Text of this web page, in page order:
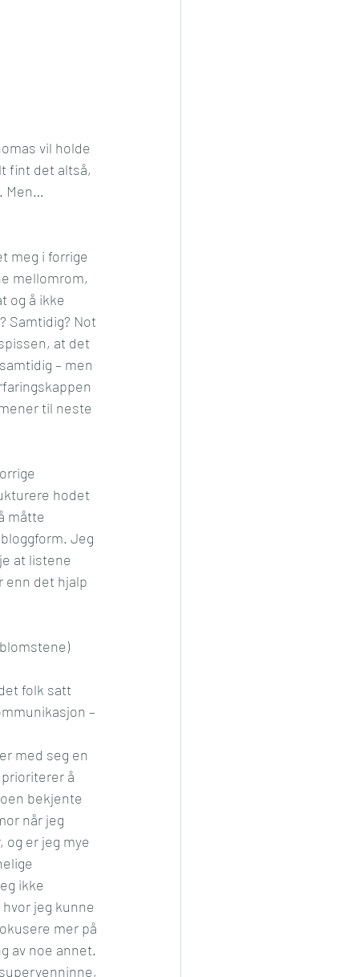
vil holde
fint det altså,
Men…
meg i forrige
mellomrom,
og å ikke
Samtidig? Not
at det
– men
til neste
hodet
måtte
Jeg
at listene
enn det hjalp
folk satt
–
med seg en
å
bekjente
når jeg
og er jeg mye
ikke
jeg kunne
mer på
av noe annet.